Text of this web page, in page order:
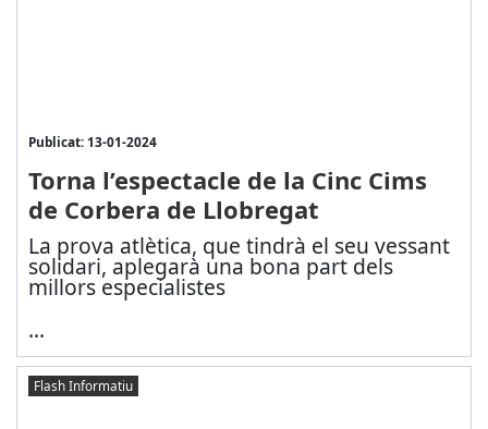
Publicat: 13-01-2024
Torna l’espectacle de la Cinc Cims
de Corbera de Llobregat
La prova atlètica, que tindrà el seu vessant
solidari, aplegarà una bona part dels
millors especialistes
...
Flash Informatiu